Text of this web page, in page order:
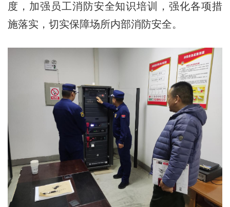
度，加强员工消防安全知识培训，强化各项措
施落实，切实保障场所内部消防安全。